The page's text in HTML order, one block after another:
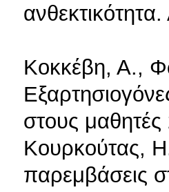
Κοκκέβη, Α.,
στους
Κουρκούτας,
παρεμβάσεις